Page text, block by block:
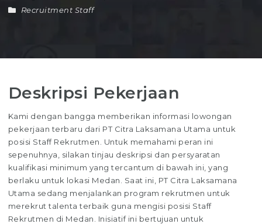
Recruitment Staff
Deskripsi Pekerjaan
Kami dengan bangga memberikan informasi lowongan
pekerjaan terbaru dari PT Citra Laksamana Utama untuk
posisi Staff Rekrutmen. Untuk memahami peran ini
sepenuhnya, silakan tinjau deskripsi dan persyaratan
kualifikasi minimum yang tercantum di bawah ini, yang
berlaku untuk lokasi Medan. Saat ini, PT Citra Laksamana
Utama sedang menjalankan program rekrutmen untuk
merekrut talenta terbaik guna mengisi posisi Staff
Rekrutmen di Medan. Inisiatif ini bertujuan untuk